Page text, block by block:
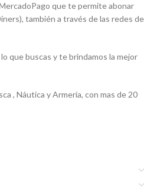
que te permite abonar
también a través de las redes de
que buscas y te brindamos la mejor
, Náutica y Armería, con mas de 20